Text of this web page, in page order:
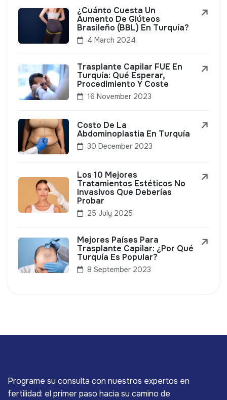
¿Cuánto Cuesta Un
Aumento De Glúteos
Brasileño (BBL) En Turquía?
4 March 2024
Trasplante Capilar FUE En
Turquía: Qué Esperar,
Procedimiento Y Coste
16 November 2023
Costo De La
Abdominoplastia En Turquía
30 December 2023
Los 10 Mejores
Tratamientos Estéticos No
Invasivos Que Deberías
Probar
25 July 2025
Mejores Países Para
Trasplante Capilar: ¿Por Qué
Turquía Es Popular?
8 September 2023
Programe su consulta con nuestros expertos en
fertilidad: el primer paso hacia su camino de